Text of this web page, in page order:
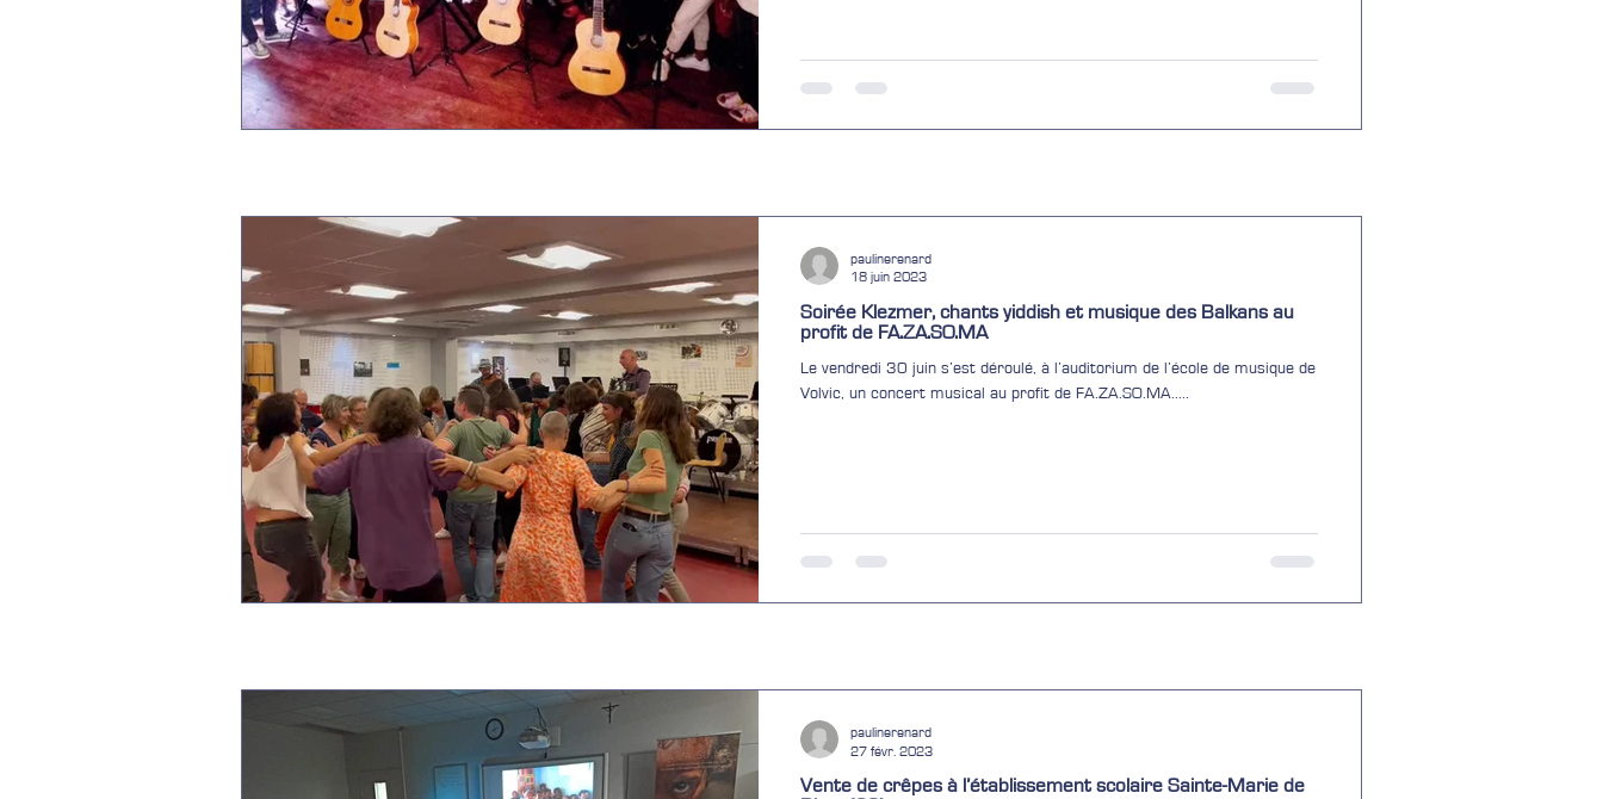
Soirée Klezmer, chants yiddish et musique des Balkans au
profit de FA.ZA.SO.MA
Le vendredi 30 juin s’est déroulé, à l’auditorium de l’école de musique de
Volvic, un concert musical au profit de FA.ZA.SO.MA.....
paulinerenard
18 juin 2023
Vente de crêpes à l’établissement scolaire Sainte-Marie de
paulinerenard
27 févr. 2023